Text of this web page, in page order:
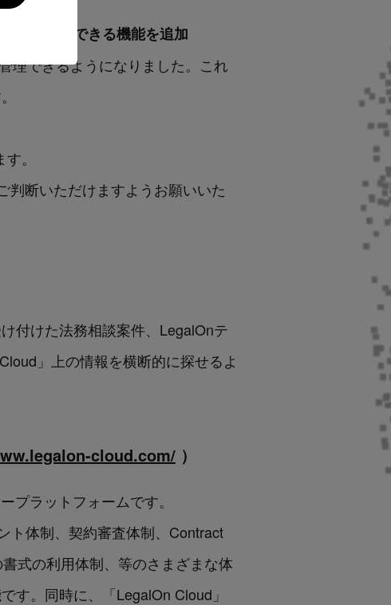
用、管理できる機能を追加
理できるようになりました。これ
。
判断いただけますようお願いいた
付けた法務相談案件、LegalOnテ
」上の情報を横断的に探せるよ
cloud.com/ ）
プラットフォームです。
ト体制、契約審査体制、Contract
式の利用体制、等のさまざまな体
す。同時に、「LegalOn Cloud」